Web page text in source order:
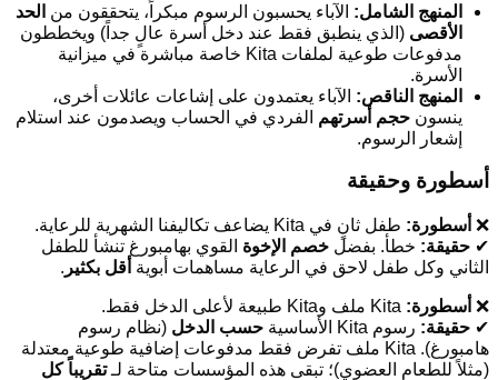
المنهج الشامل: الآباء يحسبون الرسوم مبكراً، يتحققون من الحد
الأقصى (الذي ينطبق فقط عند دخل أسرة عالٍ جداً) ويخططون
مدفوعات طوعية لملفات Kita خاصة مباشرة في ميزانية
الأسرة.
المنهج الناقص: الآباء يعتمدون على إشاعات عائلات أخرى،
ينسون حجم أسرتهم الفردي في الحساب ويصدمون عند استلام
إشعار الرسوم.
أسطورة وحقيقة
❌ أسطورة: طفل ثانٍ في Kita يضاعف تكاليفنا الشهرية للرعاية.
✔ حقيقة: خطأ. بفضل خصم الإخوة القوي بهامبورغ تنشأ للطفل
الثاني وكل طفل لاحق في الرعاية مساهمات أبوية أقل بكثير .
❌ أسطورة:
✔ حقيقة: رسوم Kita الأساسية حسب الدخل (نظام رسوم
هامبورغ). Kita ملف تفرض فقط مدفوعات إضافية طوعية معتدلة
(مثلاً للطعام العضوي)؛ تبقى هذه المؤسسات متاحة لـتقريباً كل